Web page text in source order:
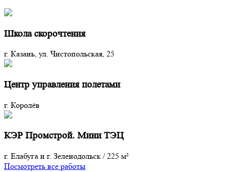
Школа скорочтения
г. Казань, ул. Чистопольская, 25
Центр управления полетами
г. Королёв
КЭР Промстрой. Мини ТЭЦ
г. Елабуга и г. Зеленодольск /225 м²
Посмотреть все работы